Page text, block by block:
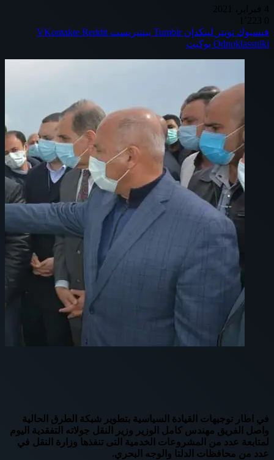
فيسبوك تويتر لينكدإن بينتيريست
Odnoklassniki بوكيت
في اطار توجيهات القيادة السياسية بتطوير شبكة الطرق الحالية
واصل الفريق مهندس كامل الوزير وزير النقل جولاته التفقدية اليوم
لمتابعة عدد من المشروعات الخدمية التى تنفذها وزارة النقل في
عدد من محافظات الدلتا والوجه البحري.